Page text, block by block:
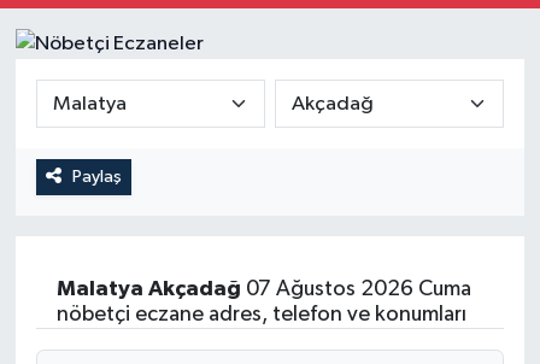
Paylaş
Malatya Akçadağ 07 Ağustos 2026 Cuma
nöbetçi eczane adres, telefon ve konumları